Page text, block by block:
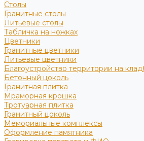
Столы
Гранитные столы
Литьевые столы
Табличка на ножках
Цветники
Гранитные цветники
Литьевые цветники
Благоустройство территории на
Бетонный цоколь
Гранитная плитка
Мраморная крошка
Тротуарная плитка
Гранитный цоколь
Мемориальные комплексы
Оформление памятника